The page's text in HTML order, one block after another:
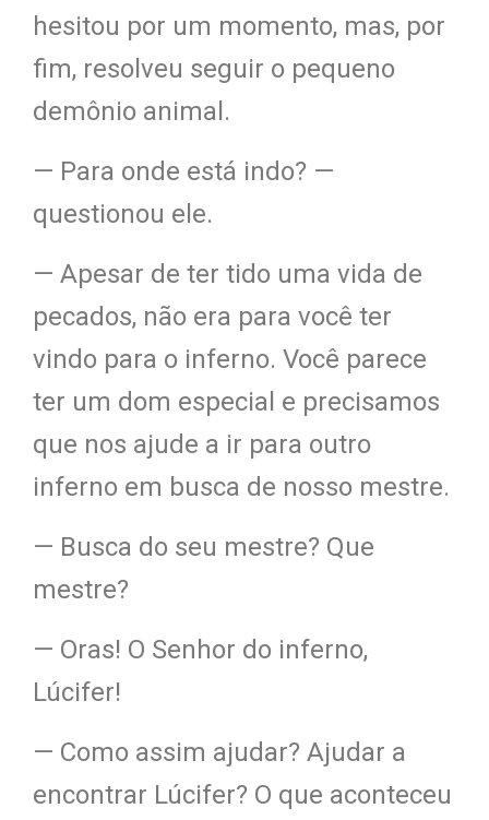
hesitou por um momento, mas, por
fim, resolveu seguir o pequeno
demônio animal.
— Para onde está indo? —
questionou ele.
— Apesar de ter tido uma vida de
pecados, não era para você ter
vindo para o inferno. Você parece
ter um dom especial e precisamos
que nos ajude a ir para outro
inferno em busca de nosso mestre.
— Busca do seu mestre? Que
mestre?
— Oras! O Senhor do inferno,
Lúcifer!
— Como assim ajudar? Ajudar a
encontrar Lúcifer? O que aconteceu